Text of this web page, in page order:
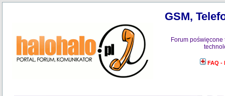
GSM,
Forum
FAQ -